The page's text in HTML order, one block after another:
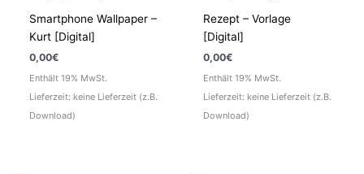
Smartphone Wallpaper –
Kurt [Digital]
0,00€
Enthält 19% MwSt.
Lieferzeit: keine Lieferzeit (z.B.
Download)
Rezept – Vorlage
[Digital]
0,00€
Enthält 19% MwSt.
Lieferzeit: keine Lieferzeit (z.B.
Download)